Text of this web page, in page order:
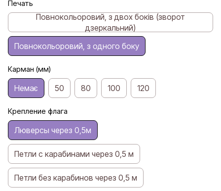
Печать
Повнокольоровий, з двох боків (зворот
дзеркальний)
Повнокольоровий, з одного боку
Карман (мм)
Немає 50 80 100 120
Крепление флага
Люверсы через 0,5м
Петли с карабинами через 0,5 м
Петли без карабинов через 0,5 м